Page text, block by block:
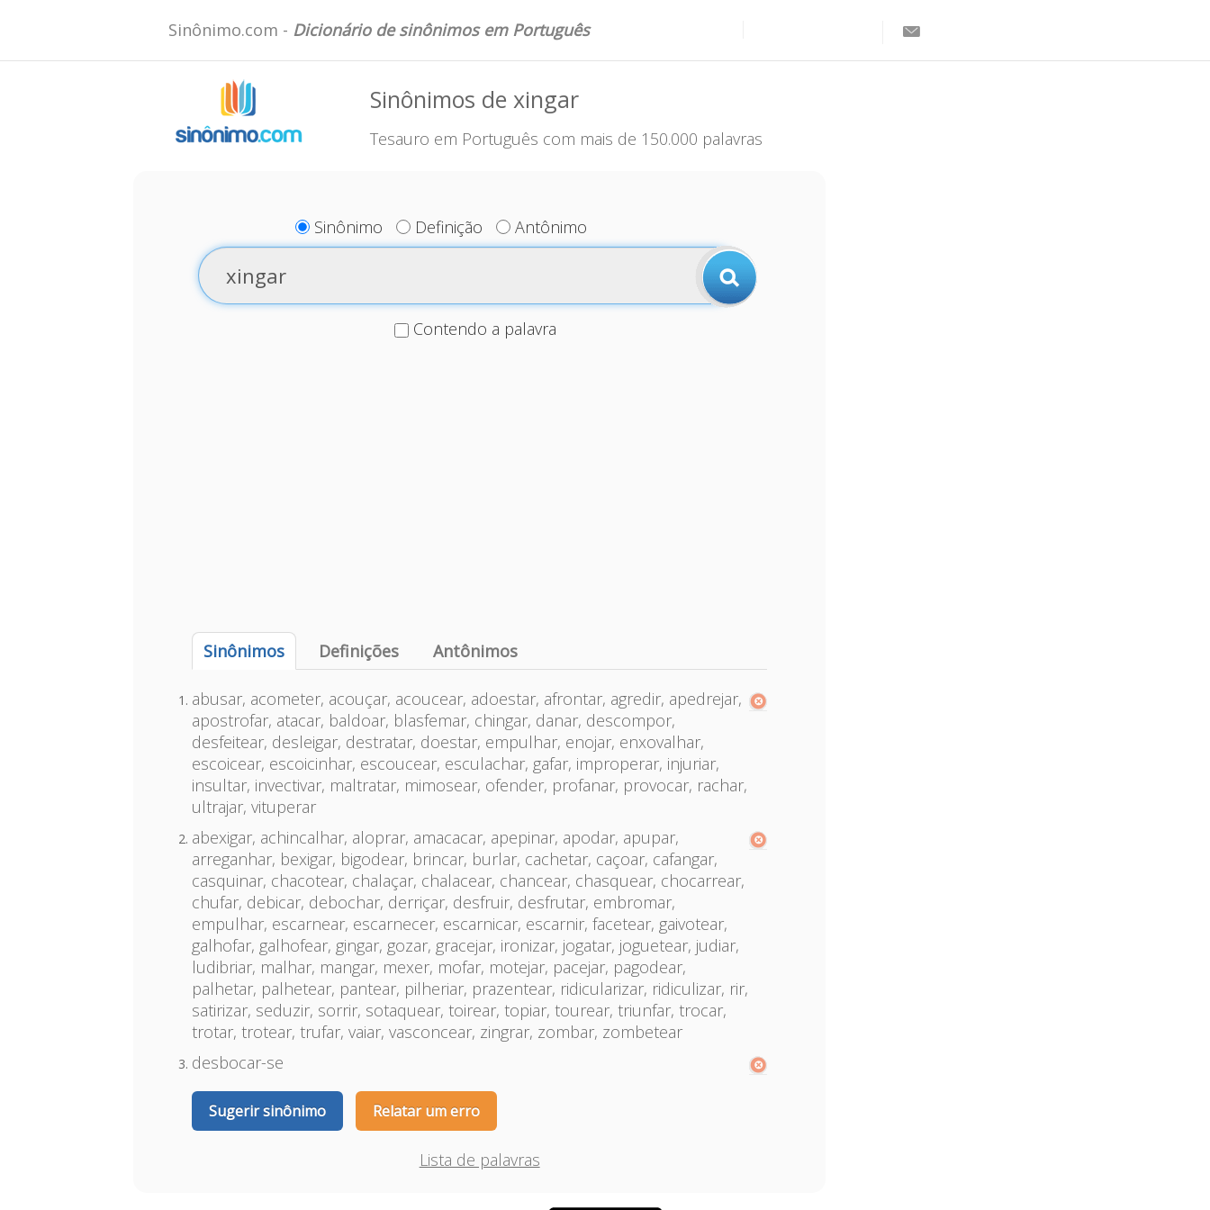
Sinônimo.com - Dicionário de sinônimos em Português
Sinônimos de xingar
Tesauro em Português com mais de 150.000 palavras
Sinônimo Definição Antônimo
Contendo a palavra
Sinônimos Definições Antônimos
abusar, acometer, acouçar, acoucear, adoestar, afrontar, agredir, apedrejar,
apostrofar, atacar, baldoar, blasfemar, chingar, danar, descompor,
desfeitear, desleigar, destratar, doestar, empulhar, enojar, enxovalhar,
escoicear, escoicinhar, escoucear, esculachar, gafar, improperar, injuriar,
insultar, invectivar, maltratar, mimosear, ofender, profanar, provocar, rachar,
ultrajar, vituperar
abexigar, achincalhar, aloprar, amacacar, apepinar, apodar, apupar,
arreganhar, bexigar, bigodear, brincar, burlar, cachetar, caçoar, cafangar,
casquinar, chacotear, chalaçar, chalacear, chancear, chasquear, chocarrear,
chufar, debicar, debochar, derriçar, desfruir, desfrutar, embromar,
empulhar, escarnear, escarnecer, escarnicar, escarnir, facetear, gaivotear,
galhofar, galhofear, gingar, gozar, gracejar, ironizar, jogatar, joguetear, judiar,
ludibriar, malhar, mangar, mexer, mofar, motejar, pacejar, pagodear,
palhetar, palhetear, pantear, pilheriar, prazentear, ridicularizar, ridiculizar, rir,
satirizar, seduzir, sorrir, sotaquear, toirear, topiar, tourear, triunfar, trocar,
trotar, trotear, trufar, vaiar, vasconcear, zingrar, zombar, zombetear
desbocar-se
Sugerir sinônimo Relatar um erro
Lista de palavras